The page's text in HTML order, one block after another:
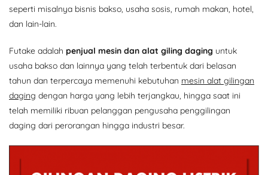
seperti misalnya bisnis bakso, usaha sosis, rumah makan, hotel,
dan lain-lain.
Futake adalah penjual mesin dan alat giling daging untuk
usaha bakso dan lainnya yang telah terbentuk dari belasan
tahun dan terpercaya memenuhi kebutuhan mesin alat gilingan
daging dengan harga yang lebih terjangkau, hingga saat ini
telah memiliki ribuan pelanggan pengusaha penggilingan
daging dari perorangan hingga industri besar.